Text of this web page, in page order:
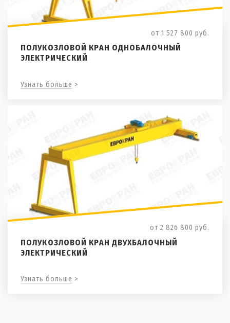
от 1 527 800 руб.
ПОЛУКОЗЛОВОЙ КРАН ОДНОБАЛОЧНЫЙ
ЭЛЕКТРИЧЕСКИЙ
Узнать больше >
от 2 826 800 руб.
ПОЛУКОЗЛОВОЙ КРАН ДВУХБАЛОЧНЫЙ
ЭЛЕКТРИЧЕСКИЙ
Узнать больше >